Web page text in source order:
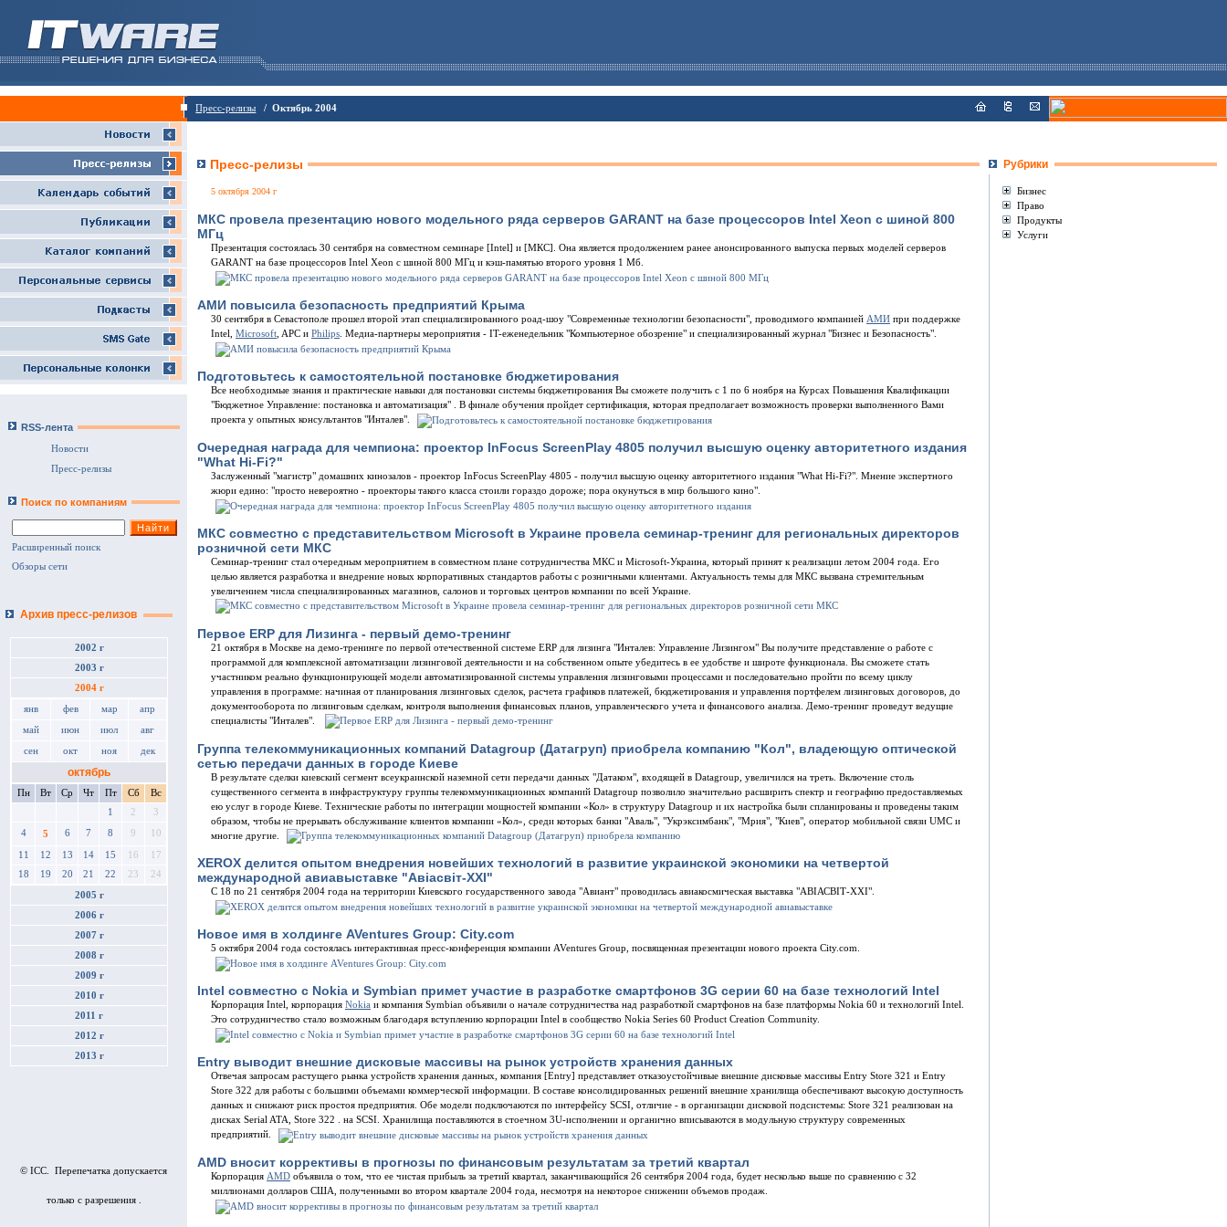
Пресс-релизы / Октябрь 2004
RSS-лента
Новости
Пресс-релизы
Поиск по компаниям
Расширенный поиск
Обзоры сети
Архив пресс-релизов
2002 г
2003 г
2004 г
янв фев мар апр
май июн июл авг
сен окт ноя дек
октябрь
Пн Вт Ср Чт Пт Сб
Вс
1
2 3
4 5 6 7 8 9 10
11 12 13 14 15 16
17
18
19 20 21 22 23 24
2005 г
2006 г
2007 г
2008 г
2009 г
2010 г
2011 г
2012 г
2013 г
© ICC. Перепечатка допускается
только с разрешения .
Пресс-релизы Рубрики
Бизнес
Право
Продукты
Услуги
5 октября 2004 г
МКС провела презентацию нового модельного ряда серверов GARANT на базе процессоров Intel Xeon с шиной 800
МГц
Презентация состоялась 30 сентября на совместном семинаре [Intel] и [МКС]. Она является продолжением ранее анонсированного выпуска первых моделей серверов
GARANT на базе процессоров Intel Xeon с шиной 800 МГц и кэш-памятью второго уровня 1 Мб.
АМИ повысила безопасность предприятий Крыма
30 сентября в Севастополе прошел второй этап специализированного роад-шоу "Современные технологии безопасности", проводимого компанией АМИ при поддержке
Intel, Microsoft, APC и Philips. Медиа-партнеры мероприятия - IT-еженедельник "Компьютерное обозрение" и специализированный журнал "Бизнес и Безопасность".
Подготовьтесь к самостоятельной постановке бюджетирования
Все необходимые знания и практические навыки для постановки системы бюджетирования Вы сможете получить с 1 по 6 ноября на Курсах Повышения Квалификации
"Бюджетное Управление: постановка и автоматизация" . В финале обучения пройдет сертификация, которая предполагает возможность проверки выполненного Вами
проекта у опытных консультантов "Инталев".
Очередная награда для чемпиона: проектор InFocus ScreenPlay 4805 получил высшую оценку авторитетного издания
"What Hi-Fi?"
Заслуженный "магистр" домашних кинозалов - проектор InFocus ScreenPlay 4805 - получил высшую оценку авторитетного издания "What Hi-Fi?". Мнение экспертного
жюри едино: "просто невероятно - проекторы такого класса стоили гораздо дороже; пора окунуться в мир большого кино".
МКС совместно с представительством Microsoft в Украине провела семинар-тренинг для региональных директоров
розничной сети МКС
Семинар-тренинг стал очередным мероприятием в совместном плане сотрудничества МКС и Microsoft-Украина, который принят к реализации летом 2004 года. Его
целью является разработка и внедрение новых корпоративных стандартов работы с розничными клиентами. Актуальность темы для МКС вызвана стремительным
увеличением числа специализированных магазинов, салонов и торговых центров компании по всей Украине.
Первое ERP для Лизинга - первый демо-тренинг
21 октября в Москве на демо-тренинге по первой отечественной системе ERP для лизинга "Инталев: Управление Лизингом" Вы получите представление о работе с
программой для комплексной автоматизации лизинговой деятельности и на собственном опыте убедитесь в ее удобстве и широте функционала. Вы сможете стать
участником реально функционирующей модели автоматизированной системы управления лизинговыми процессами и последовательно пройти по всему циклу
управления в программе: начиная от планирования лизинговых сделок, расчета графиков платежей, бюджетирования и управления портфелем лизинговых договоров, до
документооборота по лизинговым сделкам, контроля выполнения финансовых планов, управленческого учета и финансового анализа. Демо-тренинг проведут ведущие
специалисты "Инталев".
Группа телекоммуникационных компаний Datagroup (Датагруп) приобрела компанию "Кол", владеющую оптической
сетью передачи данных в городе Киеве
В результате сделки киевский сегмент всеукраинской наземной сети передачи данных "Датаком", входящей в Datagroup, увеличился на треть. Включение столь
существенного сегмента в инфраструктуру группы телекоммуникационных компаний Datagroup позволило значительно расширить спектр и географию предоставляемых
ею услуг в городе Киеве. Технические работы по интеграции мощностей компании «Кол» в структуру Datagroup и их настройка были спланированы и проведены таким
образом, чтобы не прерывать обслуживание клиентов компании «Кол», среди которых банки "Аваль", "Укрэксимбанк", "Мрия", "Киев", оператор мобильной связи UMC и
многие другие.
XEROX делится опытом внедрения новейших технологий в развитие украинской экономики на четвертой
международной авиавыставке "Авiасвiт-ХХI"
С 18 по 21 сентября 2004 года на территории Киевского государственного завода "Авиант" проводилась авиакосмическая выставка "АВIАСВIТ-ХХI".
Новое имя в холдинге AVentures Group: City.com
5 октября 2004 года состоялась интерактивная пресс-конференция компании AVentures Group, посвященная презентации нового проекта City.com.
Intel совместно с Nokia и Symbian примет участие в разработке смартфонов 3G серии 60 на базе технологий Intel
Корпорация Intel, корпорация Nokia и компания Symbian объявили о начале сотрудничества над разработкой смартфонов на базе платформы Nokia 60 и технологий Intel.
Это сотрудничество стало возможным благодаря вступлению корпорации Intel в сообщество Nokia Series 60 Product Creation Community.
Entry выводит внешние дисковые массивы на рынок устройств хранения данных
Отвечая запросам растущего рынка устройств хранения данных, компания [Entry] представляет отказоустойчивые внешние дисковые массивы Entry Store 321 и Entry
Store 322 для работы с большими объемами коммерческой информации. В составе консолидированных решений внешние хранилища обеспечивают высокую доступность
данных и снижают риск простоя предприятия. Обе модели подключаются по интерфейсу SCSI, отличие - в организации дисковой подсистемы: Store 321 реализован на
дисках Serial ATA, Store 322 . на SCSI. Хранилища поставляются в стоечном 3U-исполнении и органично вписываются в модульную структуру современных
предприятий.
AMD вносит коррективы в прогнозы по финансовым результатам за третий квартал
Корпорация AMD объявила о том, что ее чистая прибыль за третий квартал, заканчивающийся 26 сентября 2004 года, будет несколько выше по сравнению с 32
миллионами долларов США, полученными во втором квартале 2004 года, несмотря на некоторое снижении объемов продаж.